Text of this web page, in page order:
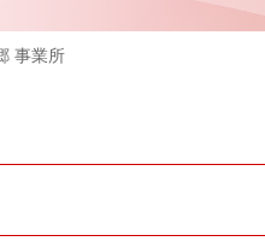
事業所